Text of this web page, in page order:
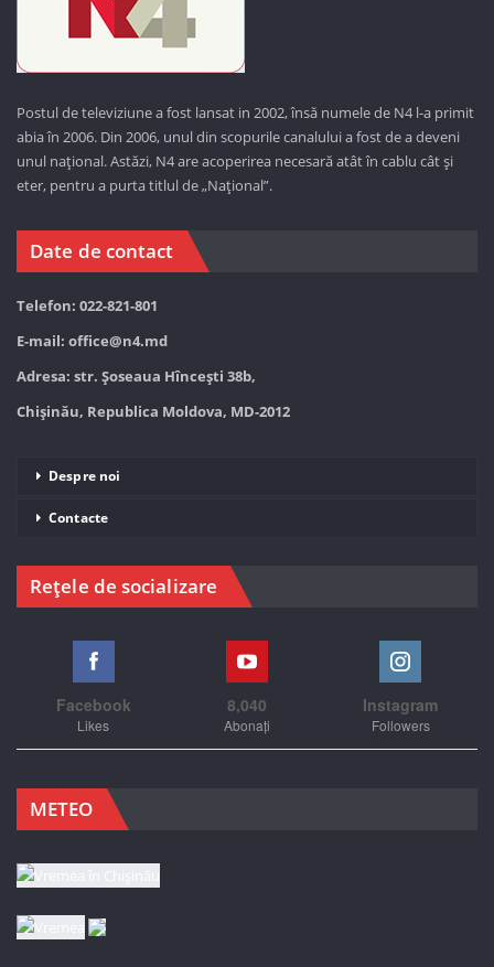
Postul de televiziune a fost lansat in 2002, însă numele de N4 l-a primit
abia în 2006. Din 2006, unul din scopurile canalului a fost de a deveni
unul național. Astăzi, N4 are acoperirea necesară atât în cablu cât și
eter, pentru a purta titlul de „Național”.
Date de contact
Telefon: 022-821-801
E-mail: office@n4.md
Adresa: str. Șoseaua Hînceşti 38b,
Chișinău, Republica Moldova, MD-2012
Despre noi
Contacte
Rețele de socializare
Facebook
Likes
8,040
Abonați
Instagram
Followers
METEO